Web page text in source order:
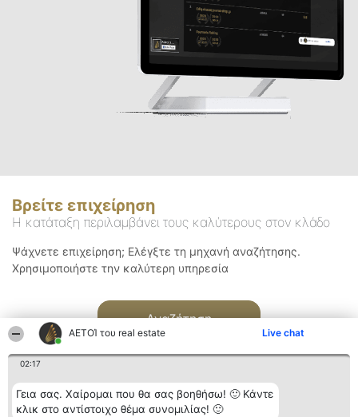
ΑΕΤΟΊ του real estate Live chat
02:17
Γεια σας. Χαίρομαι που θα σας βοηθήσω! 🙂 Κάντε
κλικ στο αντίστοιχο θέμα συνομιλίας! 🙂
Βρείτε επιχείρηση
Η κατάταξη περιλαμβάνει τους καλύτερους στον κλάδο
Ψάχνετε επιχείρηση; Ελέγξτε τη μηχανή αναζήτησης.
Χρησιμοποιήστε την καλύτερη υπηρεσία
Αναζήτηση